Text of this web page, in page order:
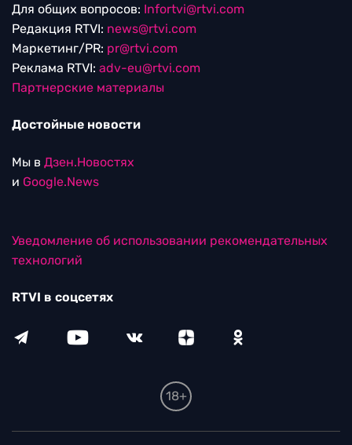
Для общих вопросов: Infortvi@rtvi.com
Редакция RTVI: news@rtvi.com
Маркетинг/PR: pr@rtvi.com
Реклама RTVI: adv-eu@rtvi.com
Партнерские материалы
Достойные новости
Мы в Дзен.Новостях
и Google.News
Уведомление об использовании рекомендательных
технологий
RTVI в соцсетях
18+